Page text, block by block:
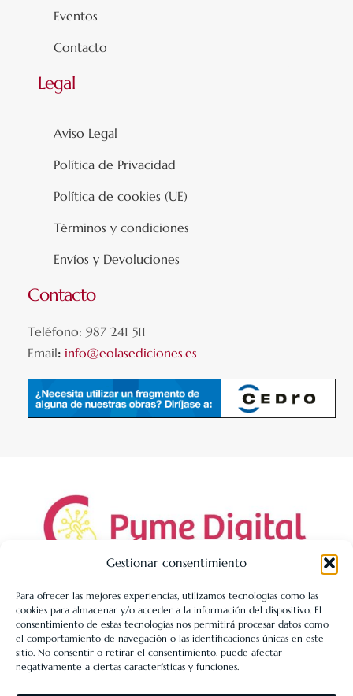
Gestionar consentimiento
Para ofrecer las mejores experiencias, utilizamos tecnologías como las
cookies para almacenar y/o acceder a la información del dispositivo. El
consentimiento de estas tecnologías nos permitirá procesar datos como
el comportamiento de navegación o las identificaciones únicas en este
sitio. No consentir o retirar el consentimiento, puede afectar
negativamente a ciertas características y funciones.
Eventos
Contacto
Legal
Aviso Legal
Política de Privacidad
Política de cookies (UE)
Términos y condiciones
Envíos y Devoluciones
Contacto
Teléfono: 987 241 511
Email: info@eolasediciones.es
LIBRERÍA UNIVERSITARIA LEÓN 1980 SLL ha sido beneficiaria
de Fondos Europeos, cuyo objetivo es la mejora de la
competitividad de las PYMES, y gracias al cual ha puesto en
marcha un Plan de Acción con el objetivo de reforzar la